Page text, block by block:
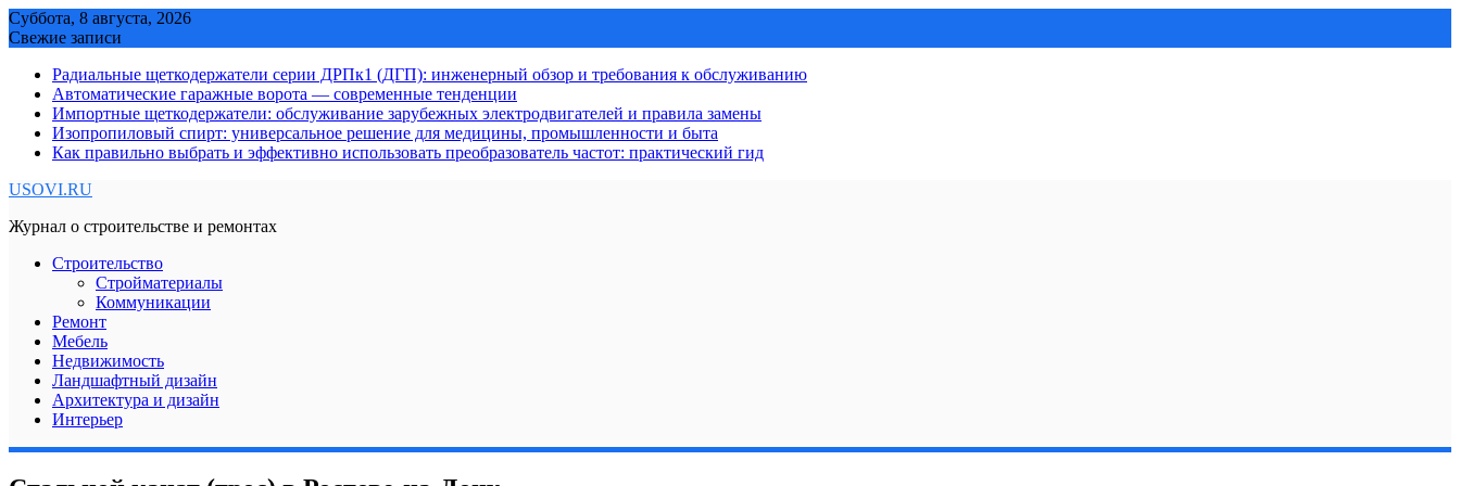
Skip
to
Суббота, 8 августа, 2026
Свежие записи
Радиальные щеткодержатели серии ДРПк1 (ДГП): инженерный обзор и требования к обслуживанию
Автоматические гаражные ворота — современные тенденции
Импортные щеткодержатели: обслуживание зарубежных электродвигателей и правила замены
Изопропиловый спирт: универсальное решение для медицины, промышленности и быта
Как правильно выбрать и эффективно использовать преобразователь частот: практический гид
USOVI.RU
Журнал о строительстве и ремонтах
Строительство
Стройматериалы
Коммуникации
Ремонт
Мебель
Недвижимость
Ландшафтный дизайн
Архитектура и дизайн
Интерьер